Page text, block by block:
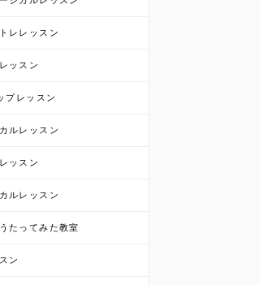
レレッスン
ッスン
プレッスン
ルレッスン
ッスン
ルレッスン
たってみた教室
ン